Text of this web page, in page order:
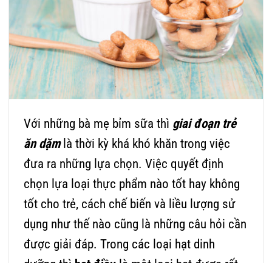
Với những bà mẹ bỉm sữa thì giai đoạn trẻ
ăn dặmlà thời kỳ khá khó khăn trong việc
đưa ra những lựa chọn. Việc quyết định
chọn lựa loại thực phẩm nào tốt hay không
tốt cho trẻ, cách chế biến và liều lượng sử
dụng như thế nào cũng là những câu hỏi cần
được giải đáp. Trong các loại hạt dinh